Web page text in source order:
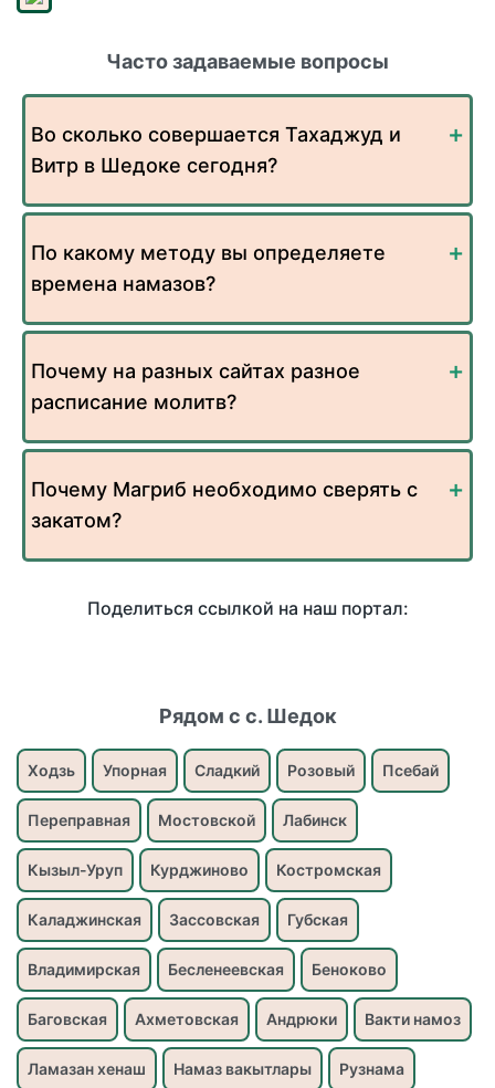
Часто задаваемые вопросы
Во сколько совершается Тахаджуд и
Витр в Шедоке сегодня?
По какому методу вы определяете
времена намазов?
Почему на разных сайтах разное
расписание молитв?
Почему Магриб необходимо сверять с
закатом?
Поделиться ссылкой на наш портал:
Рядом с с. Шедок
Ходзь Упорная Сладкий Розовый Псебай
Переправная Мостовской Лабинск
Кызыл-Уруп Курджиново Костромская
Каладжинская Зассовская Губская
Владимирская Бесленеевская Беноково
Баговская Ахметовская Андрюки Вакти намоз
Ламазан хенаш Намаз вакытлары Рузнама